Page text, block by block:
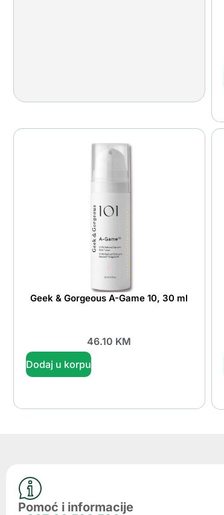
Geek & Gorgeous A-Game 10, 30 ml
46.10 KM
Dodaj u korpu
Pomoć i informacije